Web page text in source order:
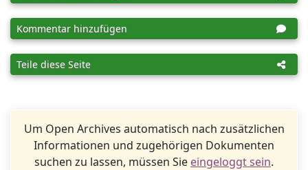
Kommentar hinzufügen
Teile diese Seite
Um Open Archives automatisch nach zusätzlichen
Informationen und zugehörigen Dokumenten
suchen zu lassen, müssen Sie eingeloggt sein.